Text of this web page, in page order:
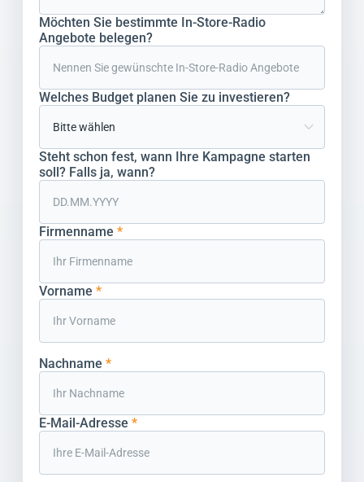
Möchten Sie bestimmte In-Store-Radio
Angebote belegen?
Welches Budget planen Sie zu investieren?
Steht schon fest, wann Ihre Kampagne starten
soll? Falls ja, wann?
Firmenname *
Vorname *
Nachname *
E-Mail-Adresse *